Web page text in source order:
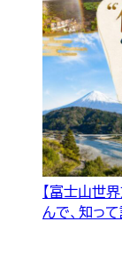
【富士山世
んで、知っ